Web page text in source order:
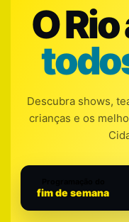
O
Descubra shows,
crianças e os
fim de semana